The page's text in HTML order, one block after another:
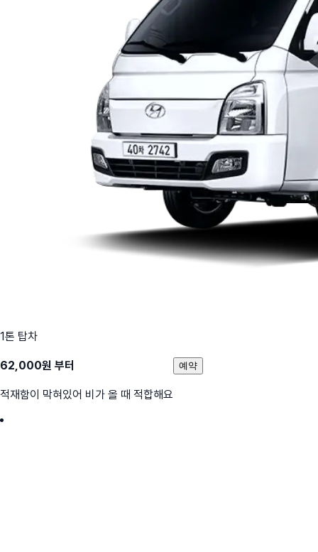
1톤 탑차
62,000원 부터
적재함이 막혀있어 비가 올 때 적합해요
예약